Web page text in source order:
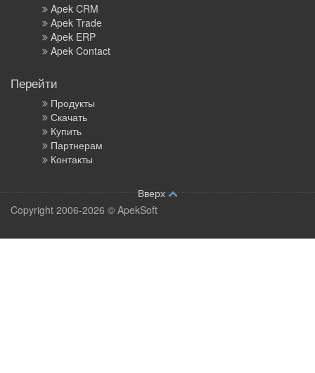
Apek CRM
Apek Trade
Apek ERP
Apek Contact
Перейти
Продукты
Скачать
Купить
Партнерам
Контакты
Вверх
Copyright 2006-2026 © ApekSoft